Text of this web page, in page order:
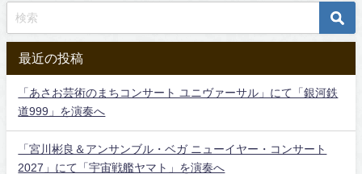
最近の投稿
「あさお芸術のまちコンサート ユニヴァーサル」にて「銀河鉄
道999」を演奏へ
「宮川彬良＆アンサンブル・ベガ ニューイヤー・コンサート
2027」にて「宇宙戦艦ヤマト」を演奏へ